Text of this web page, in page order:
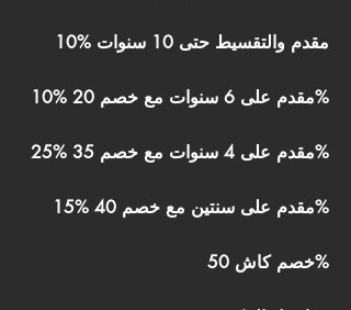
10% مقدم والتقسيط حتى 10 سنوات
10% مقدم على 6 سنوات مع خصم 20%
25% مقدم على 4 سنوات مع خصم 35%
15% مقدم على سنتين مع خصم 40%
خصم كاش 50%